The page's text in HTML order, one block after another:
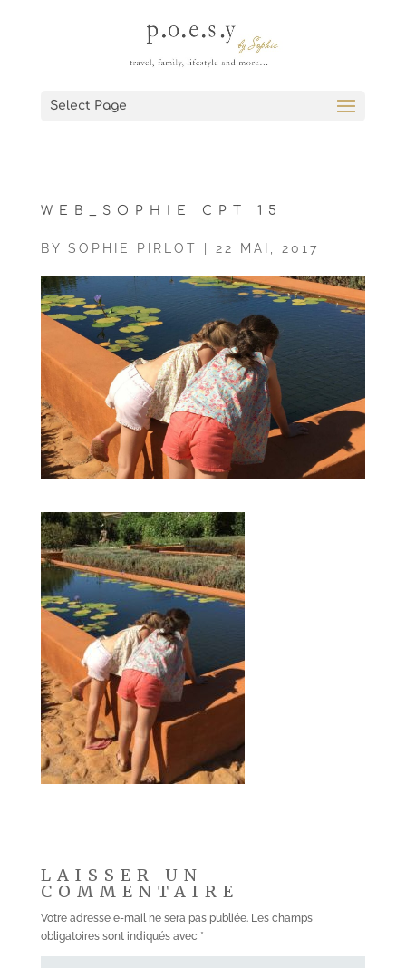
Select Page
WEB_SOPHIE CPT 15
BY SOPHIE PIRLOT 22 MAI, 2017
LAISSER UN
COMMENTAIRE
Votre adresse e-mail ne sera pas publiée. Les champs
obligatoires sont indiqués avec *